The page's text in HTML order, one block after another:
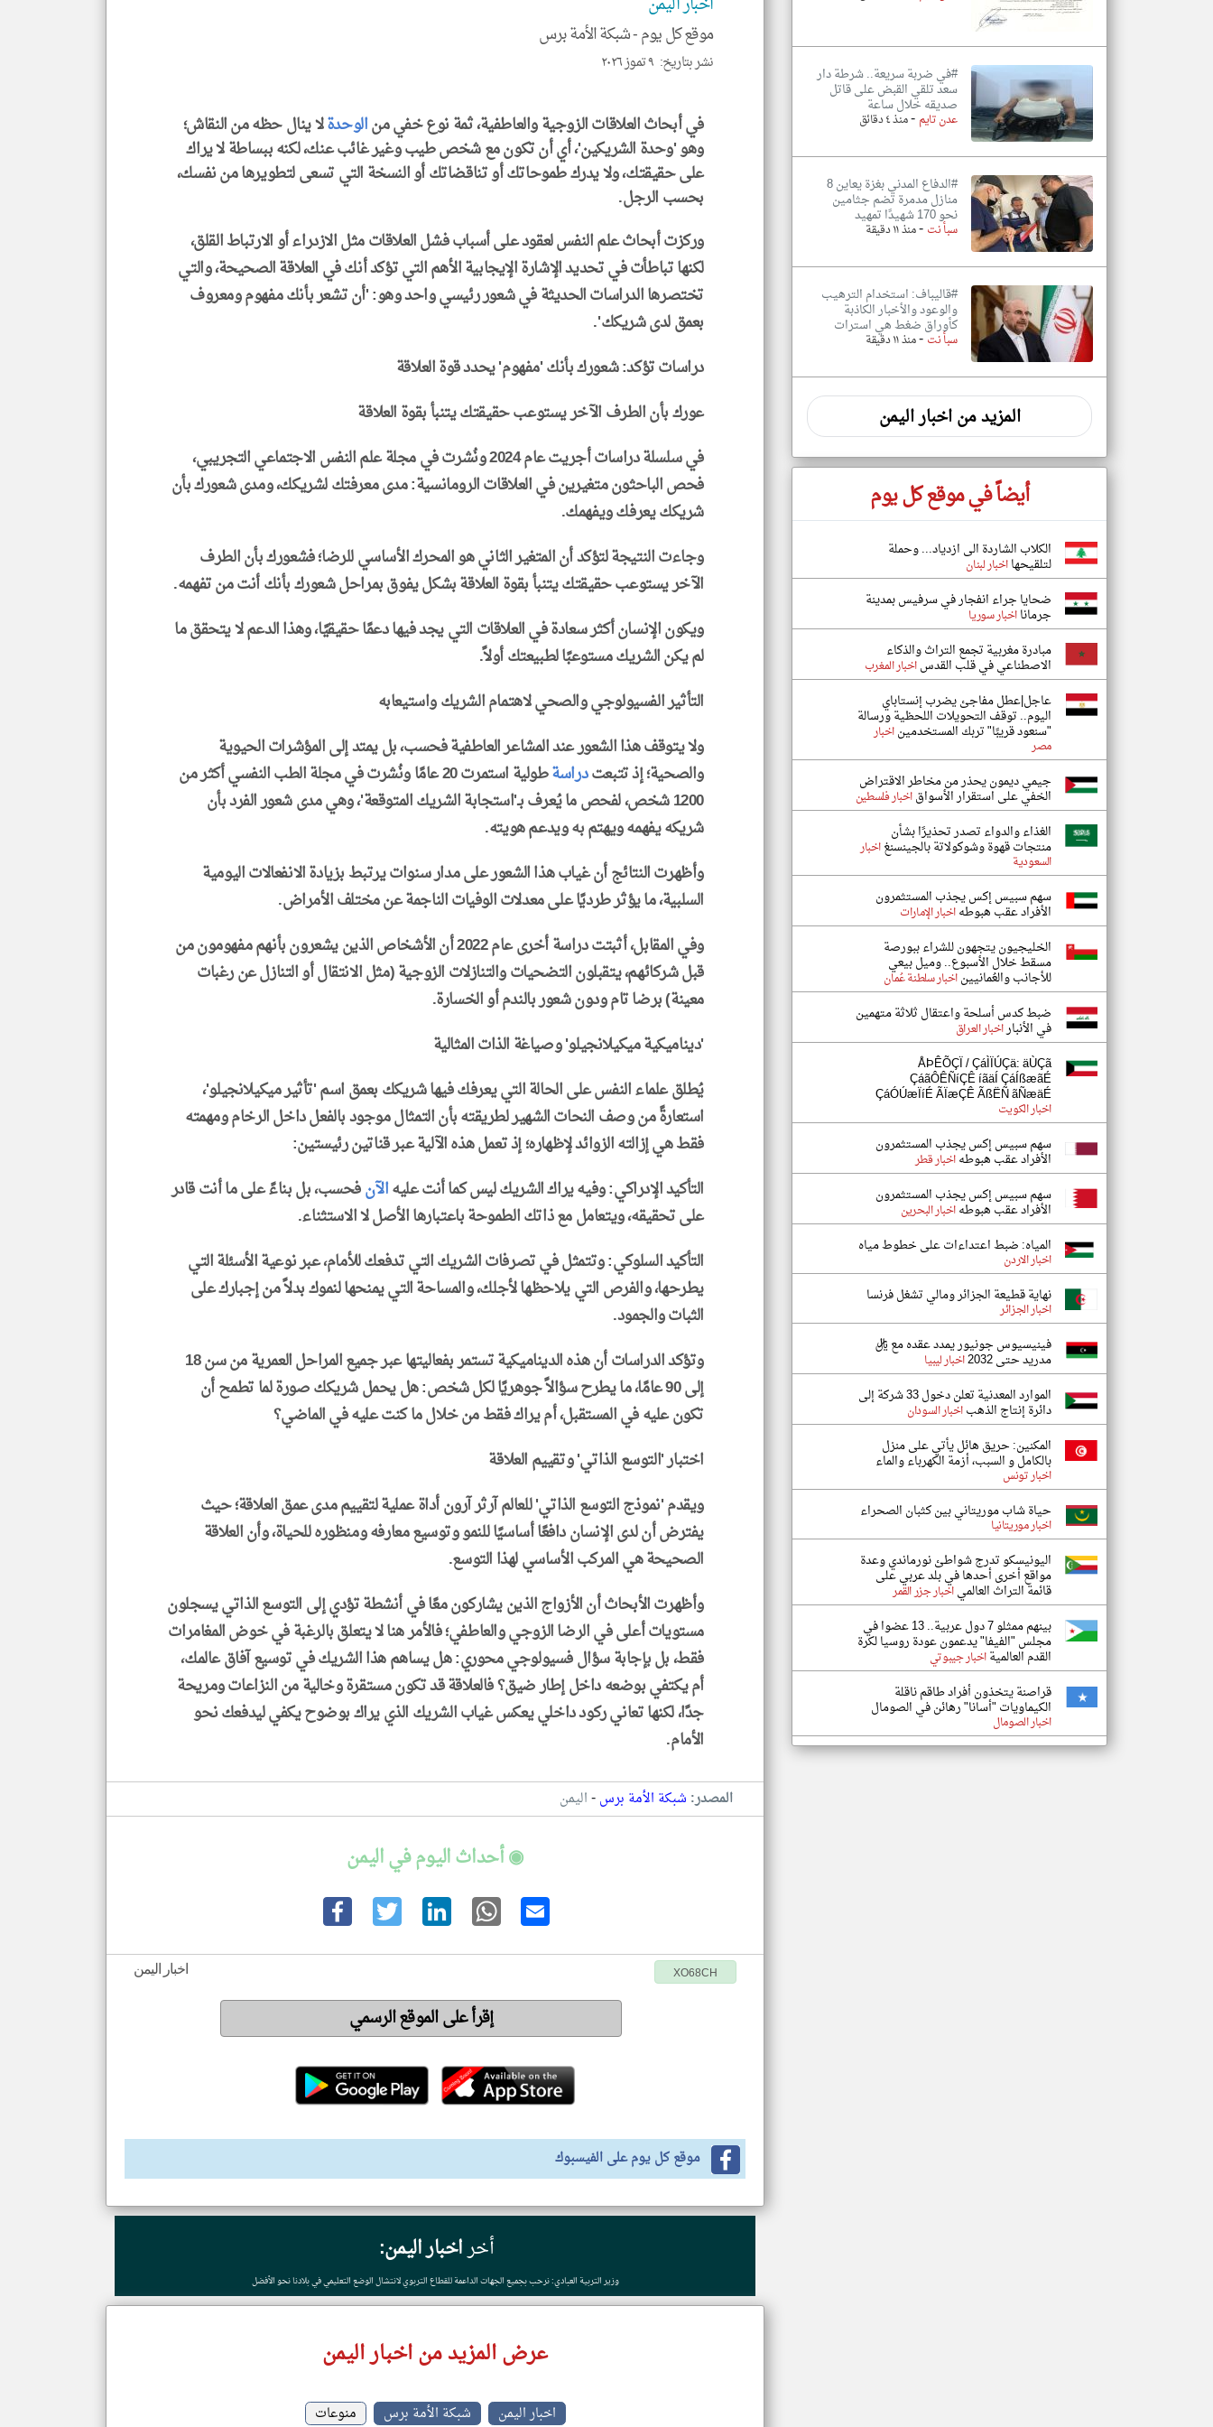
موقع كل يوم -شبكة الأمة برس
نشر بتاريخ: ٩ تموز ٢٠٢٦
في أبحاث العلاقات الزوجية والعاطفية، ثمة نوع خفي منالوحدةلا ينال حظه من النقاش؛
وهو 'وحدة الشريكين'، أي أن تكون مع شخص طيب وغير غائب عنك، لكنه ببساطة لا يراك
على حقيقتك، ولا يدرك طموحاتك أو تناقضاتك أو النسخة التي تسعى لتطويرها من نفسك،
بحسب الرجل.
وركزت أبحاث علم النفس لعقود على أسباب فشل العلاقات مثل الازدراء أو الارتباط القلق،
لكنها تباطأت في تحديد الإشارة الإيجابية الأهم التي تؤكد أنك في العلاقة الصحيحة، والتي
تختصرها الدراسات الحديثة في شعور رئيسي واحد وهو: 'أن تشعر بأنك مفهوم ومعروف
بعمق لدى شريكك'.
دراسات تؤكد: شعورك بأنك 'مفهوم' يحدد قوة العلاقة
عورك بأن الطرف الآخر يستوعب حقيقتك يتنبأ بقوة العلاقة
في سلسلة دراسات أجريت عام 2024 ونُشرت في مجلة علم النفس الاجتماعي التجريبي،
فحص الباحثون متغيرين في العلاقات الرومانسية: مدى معرفتك لشريكك، ومدى شعورك بأن
شريكك يعرفك ويفهمك.
وجاءت النتيجة لتؤكد أن المتغير الثاني هو المحرك الأساسي للرضا؛ فشعورك بأن الطرف
الآخر يستوعب حقيقتك يتنبأ بقوة العلاقة بشكل يفوق بمراحل شعورك بأنك أنت من تفهمه.
ويكون الإنسان أكثر سعادة في العلاقات التي يجد فيها دعمًا حقيقيًا، وهذا الدعم لا يتحقق ما
لم يكن الشريك مستوعبًا لطبيعتك أولاً.
التأثير الفسيولوجي والصحي لاهتمام الشريك واستيعابه
ولا يتوقف هذا الشعور عند المشاعر العاطفية فحسب، بل يمتد إلى المؤشرات الحيوية
والصحية؛ إذ تتبعتدراسة
طولية استمرت 20 عامًا ونُشرت في مجلة الطب النفسي أكثر من
1200 شخص، لفحص ما يُعرف بـ'استجابة الشريك المتوقعة'، وهي مدى شعور الفرد بأن
شريكه يفهمه ويهتم به ويدعم هويته.
وأظهرت النتائج أن غياب هذا الشعور على مدار سنوات يرتبط بزيادة الانفعالات اليومية
السلبية، ما يؤثر طرديًا على معدلات الوفيات الناجمة عن مختلف الأمراض.
وفي المقابل، أثبتت دراسة أخرى عام 2022 أن الأشخاص الذين يشعرون بأنهم مفهومون من
قبل شركائهم، يتقبلون التضحيات والتنازلات الزوجية (مثل الانتقال أو التنازل عن رغبات
معينة) برضا تام ودون شعور بالندم أو الخسارة.
'ديناميكية ميكيلانجيلو' وصياغة الذات المثالية
يُطلق علماء النفس على الحالة التي يعرفك فيها شريكك بعمق اسم 'تأثير ميكيلانجيلو'،
استعارةً من وصف النحات الشهير لطريقته بأن التمثال موجود بالفعل داخل الرخام ومهمته
فقط هي إزالته الزوائد لإظهاره؛ إذ تعمل هذه الآلية عبر قناتين رئيستين:
التأكيد الإدراكي: وفيه يراك الشريك ليس كما أنت عليهالآنفحسب، بل بناءً على ما أنت قادر
على تحقيقه، ويتعامل مع ذاتك الطموحة باعتبارها الأصل لا الاستثناء.
التأكيد السلوكي: وتتمثل في تصرفات الشريك التي تدفعك للأمام، عبر نوعية الأسئلة التي
يطرحها، والفرص التي يلاحظها لأجلك، والمساحة التي يمنحها لنموك بدلاً من إجبارك على
الثبات والجمود.
وتؤكد الدراسات أن هذه الديناميكية تستمر بفعاليتها عبر جميع المراحل العمرية من سن 18
إلى 90 عامًا، ما يطرح سؤالاً جوهريًا لكل شخص: هل يحمل شريكك صورة لما تطمح أن
تكون عليه في المستقبل، أم يراك فقط من خلال ما كنت عليه في الماضي؟
اختبار 'التوسع الذاتي' وتقييم العلاقة
ويقدم 'نموذج التوسع الذاتي' للعالم آرثر آرون أداة عملية لتقييم مدى عمق العلاقة؛ حيث
يفترض أن لدى الإنسان دافعًا أساسيًا للنمو وتوسيع معارفه ومنظوره للحياة، وأن العلاقة
الصحيحة هي المركب الأساسي لهذا التوسع.
وأظهرت الأبحاث أن الأزواج الذين يشاركون معًا في أنشطة تؤدي إلى التوسع الذاتي يسجلون
مستويات أعلى في الرضا الزوجي والعاطفي؛ فالأمر هنا لا يتعلق بالرغبة في خوض المغامرات
فقط، بل بإجابة سؤال فسيولوجي محوري: هل يساهم هذا الشريك في توسيع آفاق عالمك،
أم يكتفي بوضعه داخل إطار ضيق؟ فالعلاقة قد تكون مستقرة وخالية من النزاعات ومريحة
جدًا، لكنها تعاني ركود داخلي يعكس غياب الشريك الذي يراك بوضوح يكفي ليدفعك نحو
الأمام.
المصدر: شبكة الأمة برس-اليمن
◉ أحداث اليوم في اليمن
اخبار اليمن XO68CH
إقرأ على الموقع الرسمي
موقع كل يوم على الفيسبوك
أخراخبار اليمن:
وزير التربية العبادي: نرحب بجميع الجهات الداعمة للقطاع التربوي لانتشال الوضع التعليمي في بلادنا نحو الأفضل
عرض المزيد من اخبار اليمن
اخبار اليمن شبكة الأمة برس منوعات
#في ضربة سريعة.. شرطة دار
سعد تلقي القبض على قاتل
صديقه خلال ساعة
عدن تايم -منذ ٤ دقائق
#الدفاع المدني بغزة يعاين 8
منازل مدمرة تضم جثامين
نحو 170 شهيدًا تمهيد
سبأ نت -منذ ١١ دقيقة
#قاليباف: استخدام الترهيب
والوعود والأخبار الكاذبة
كأوراق ضغط هي استرات
سبأ نت-منذ ١١ دقيقة
المزيد من اخبار اليمن
أيضاً في موقع كل يوم
الكلاب الشاردة الى ازدياد... وحملة
لتلقيحهااخبار لبنان
ضحايا جراء انفجار في سرفيس بمدينة
جرمانااخبار سوريا
مبادرة مغربية تجمع التراث والذكاء
الاصطناعي في قلب القدساخبار المغرب
عاجل|عطل مفاجئ يضرب إنستاباي
اليوم.. توقف التحويلات اللحظية ورسالة
"سنعود قريبًا" تربك المستخدميناخبار
مصر
جيمي ديمون يحذر من مخاطر الاقتراض
الخفي على استقرار الأسواقاخبار فلسطين
الغذاء والدواء تصدر تحذيرًا بشأن
منتجات قهوة وشوكولاتة بالجينسنغاخبار
السعودية
سهم سبيس إكس يجذب المستثمرون
الأفراد عقب هبوطهاخبار الإمارات
الخليجيون يتجهون للشراء ببورصة
مسقط خلال الأسبوع.. وميل بيعي
للأجانب والعُمانييناخبار سلطنة عُمان
ضبط كدس أسلحة واعتقال ثلاثة متهمين
في الأنباراخبار العراق
ÅÞÊÕÇÏ / ÇáÌÏÚÇä: äÙÇã
ÇáãÔÊÑíÇÊ íãäÍ ÇáÍßæãÉ
ÇáÓÚæÏíÉ ÃÏæÇÊ ÃßËÑ ãÑæäÉ
اخبار الكويت
سهم سبيس إكس يجذب المستثمرون
الأفراد عقب هبوطهاخبار قطر
سهم سبيس إكس يجذب المستثمرون
الأفراد عقب هبوطهاخبار البحرين
المياه: ضبط اعتداءات على خطوط مياه
اخبار الاردن
نهاية قطيعة الجزائر ومالي تشغل فرنسا
اخبار الجزائر
فينيسيوس جونيور يمدد عقده مع ريال
مدريد حتى 2032 اخبار ليبيا
الموارد المعدنية تعلن دخول 33 شركة إلى
دائرة إنتاج الذهباخبار السودان
المكنين: حريق هائل يأتي على منزل
بالكامل و السبب، أزمة الكهرباء والماء
اخبار تونس
حياة شاب موريتاني بين كثبان الصحراء
اخبار موريتانيا
اليونيسكو تدرج شواطئ نورماندي وعدة
مواقع أخرى أحدها في بلد عربي على
قائمة التراث العالمياخبار جزر القمر
بينهم ممثلو 7 دول عربية.. 13 عضوا في
مجلس "الفيفا" يدعمون عودة روسيا لكرة
القدم العالميةاخبار جيبوتي
قراصنة يتخذون أفراد طاقم ناقلة
الكيماويات "أسانا" رهائن في الصومال
اخبار الصومال
klyoum.com